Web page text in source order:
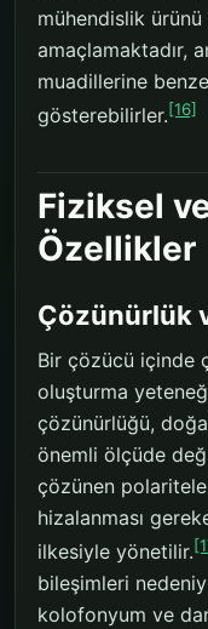
mühendislik ürünü
amaçlamaktadır,
muadillerine
gösterebilirler.[16]
Fiziksel
Özellikler
Çözünürlük
Bir çözücü içinde
oluşturma
çözünürlüğü,
önemli ölçüde
çözünen
hizalanması
ilkesiyle yönetilir.
bileşimleri
kolofonyum ve